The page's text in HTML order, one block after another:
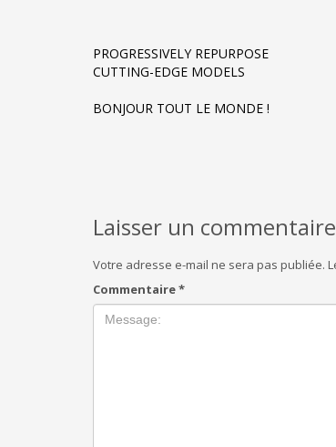
PROGRESSIVELY REPURPOSE
CUTTING-EDGE MODELS
BONJOUR TOUT LE MONDE !
Laisser un commentaire
Votre adresse e-mail ne sera pas publiée.
Commentaire*